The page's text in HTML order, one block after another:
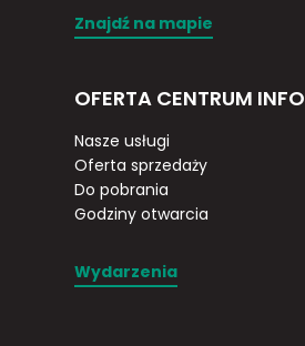
Znajdź na mapie
OFERTA CENTRUM
Nasze usługi
Oferta sprzedaży
Do pobrania
Godziny otwarcia
Wydarzenia